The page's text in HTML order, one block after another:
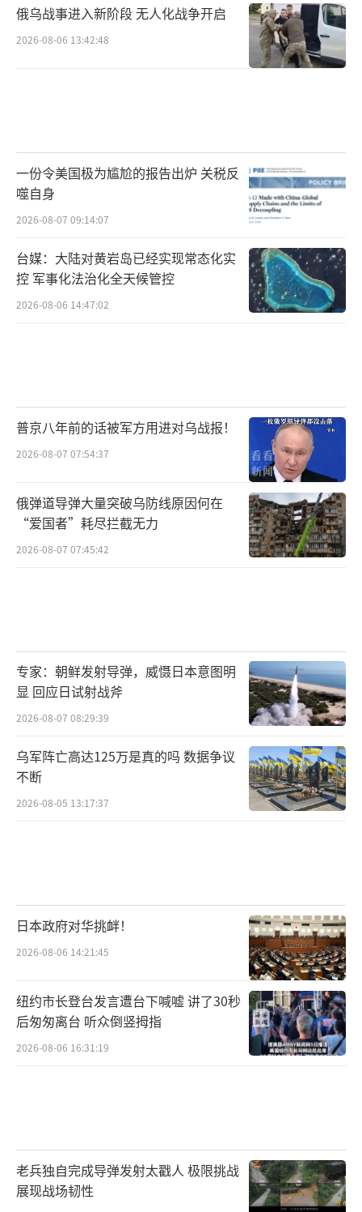
国市场的吸引力来服务自己的国内利益。
韦宗友也指出，特朗普很可能利用关税政
既要我保护，又要在经济上占我的便
宜”，“所以他在经贸方面会继续要求他的盟
伴，来平衡双边的经贸关系，甚至以关税作为
能从现阶段只针对中国扩展到将转口贸易等也
纳入其中，“这将会给墨西哥等国带来非常大
的压力”，“当然，这也可能会挑起双方之间
多位专家在会上表示，特朗普第二任期内
的中美关系将面临更加复杂和严峻的挑战，地
区和周边国家也会因为中美博弈的加剧而受到
影响。
上海国际问题研究院美洲中心研究院孙海
策，进一步强化与盟伴国家的战略合作，同时
强化与有关矿产分布富集国家的合作，以使这
些国家形成对西方有利的矿产资源政策、产业
合作政策。
上海社会科学院国际问题研究所副所长刘
阿明指出，在中美贸易进一步脱钩的环境下，
东南亚国家等也将受到波及，这对地区经济一
国的出口在过去几年都有大幅度的增长，也承
接了很多从中国转移过去的产能。但另一方
面，中美贸易摩擦加剧，以及美国可能进一步
扩大关税和其他惩罚性经贸政策的范围，也让
一些东南亚国家疲于应付，比如美国就已经将
越南和新加坡列入了货币操纵国的名单，再比
不确定性。她认为，特朗普第二任期“安全议
题上的复杂性可能比经贸议题或者是经济议题
俄乌战事进入新阶段 无人化战争开启
2026-08-06 13:42:48
一份令美国极为尴尬的报告出炉 关税反
噬自身
2026-08-07 09:14:07
台媒：大陆对黄岩岛已经实现常态化实
控 军事化法治化全天候管控
2026-08-06 14:47:02
普京八年前的话被军方用进对乌战报！
2026-08-07 07:54:37
俄弹道导弹大量突破乌防线原因何在
“爱国者”耗尽拦截无力
2026-08-07 07:45:42
专家：朝鲜发射导弹，威慑日本意图明
显 回应日试射战斧
2026-08-07 08:29:39
乌军阵亡高达125万是真的吗 数据争议
不断
2026-08-05 13:17:37
日本政府对华挑衅！
2026-08-06 14:21:45
纽约市长登台发言遭台下喊嘘 讲了30秒
后匆匆离台 听众倒竖拇指
2026-08-06 16:31:19
老兵独自完成导弹发射太戳人 极限挑战
展现战场韧性